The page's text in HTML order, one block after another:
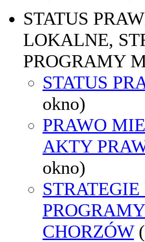
STATUS
LOKALNE,
PROGRAMY
STATUS
okno)
PRAWO
AKTY
okno)
STRATEGIE
CHORZÓW